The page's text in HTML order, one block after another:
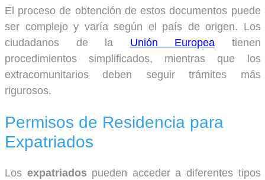
El proceso de obtención de estos documentos puede
ser complejo y varía según el país de origen. Los
ciudadanos de la Unión Europea tienen
procedimientos simplificados, mientras que los
extracomunitarios deben seguir trámites más
rigurosos.
Permisos de Residencia para
Expatriados
Los expatriados pueden acceder a diferentes tipos